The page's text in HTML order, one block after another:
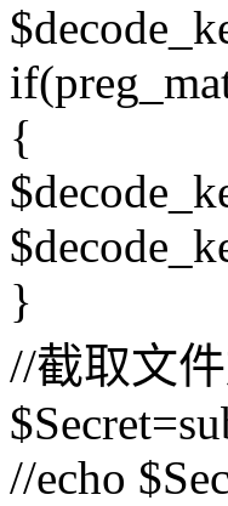
{
}
//截取文
//echo